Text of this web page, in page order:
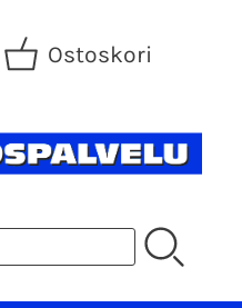
Ostoskori